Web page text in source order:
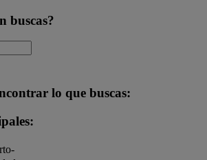
buscas?
lo que buscas: